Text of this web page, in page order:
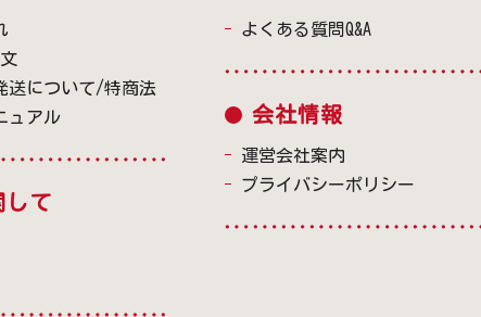
送について/特商法
ュアル
して
よくある質問Q&A
会社情報
運営会社案内
プライバシーポリシー